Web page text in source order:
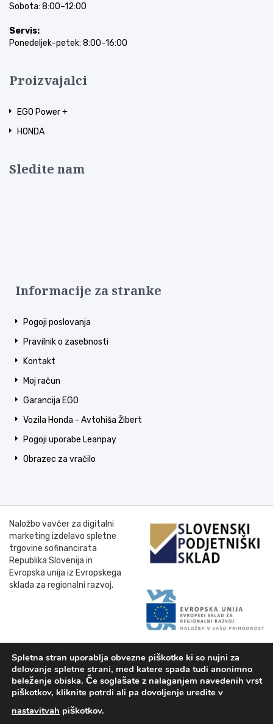
Sobota: 8:00–12:00
Servis:
Ponedeljek–petek: 8:00–16:00
Proizvajalci
EGO Power +
HONDA
Sledite nam
Informacije za stranke
Pogoji poslovanja
Pravilnik o zasebnosti
Kontakt
Moj račun
Garancija EGO
Vozila Honda - Avtohiša Žibert
Pogoji uporabe Leanpay
Obrazec za vračilo
Naložbo vavčer za digitalni
marketing izdelavo spletne
trgovine sofinancirata
Republika Slovenija in
Evropska unija iz Evropskega
sklada za regionalni razvoj.
© 2025. vrtni-stroji.si |
Spletna stran uporablja obvezne piškotke ki so nujni za
delovanje spletne strani, med katere spada tudi anonimno
beleženje obiska. Če soglašate z nalaganjem navedenih vrst
piškotkov, kliknite potrdi ali pa dovoljenje uredite v
nastavitvah piškotkov.